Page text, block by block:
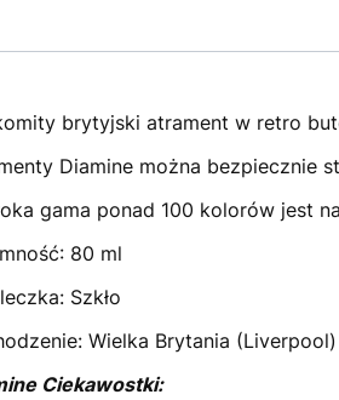
brytyjski atrament w retro
Diamine można bezpiecznie
gama ponad 100 kolorów jest
80 ml
Szkło
Wielka Brytania (Liverpool)
Ciekawostki: